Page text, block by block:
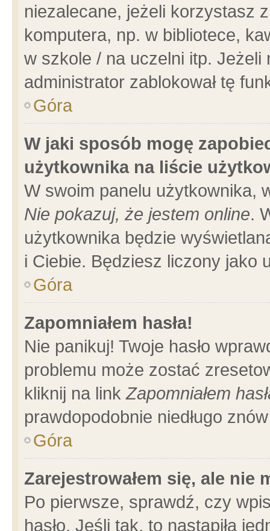
niezalecane, jeżeli korzystasz
komputera, np. w bibliotece,
w szkole / na uczelni itp.
administrator zablokował tę
Góra
W jaki sposób mogę
użytkownika na liście
W swoim panelu użytkownika,
Nie pokazuj, że jestem online.
użytkownika będzie
i Ciebie. Będziesz liczony jako
Góra
Zapomniałem hasła!
Nie panikuj! Twoje hasło
problemu może zostać
kliknij na linkZapomniałem
prawdopodobnie niedługo
Góra
Zarejestrowałem się, ale nie
Po pierwsze, sprawdź, czy
hasło. Jeśli tak, to nastąpiła